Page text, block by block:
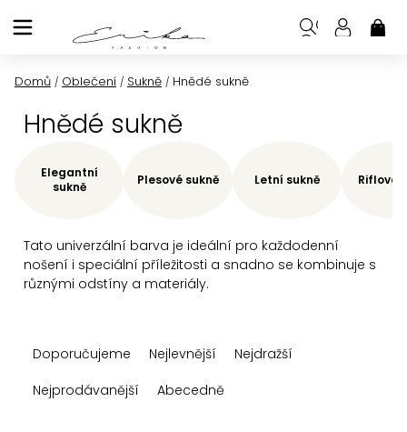
na
Domů / Oblečení / Sukně / Hnědé sukně
Hnědé sukně
Tato univerzální barva je ideální pro každodenní
nošení i speciální příležitosti a snadno se kombinuje s
různými odstíny a materiály.
Elegantní
sukně
Plesové sukně Letní sukně Riflové
aDoporučujeme Nejlevnější
Nejdražší
Nejprodávanější
Abecedně